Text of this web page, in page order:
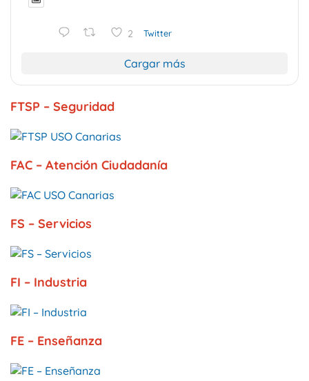
2 Twitter
Cargar más
FTSP – Seguridad
FAC – Atención Ciudadanía
FS – Servicios
FI – Industria
FE – Enseñanza